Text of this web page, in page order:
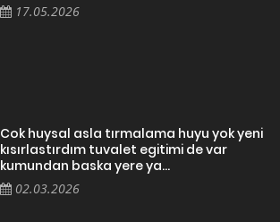
17.05.2026
Cok huysal asla tırmalama huyu yok yeni
kısırlastırdım tuvalet egitimi de var
kumundan baska yere ya...
02.03.2026